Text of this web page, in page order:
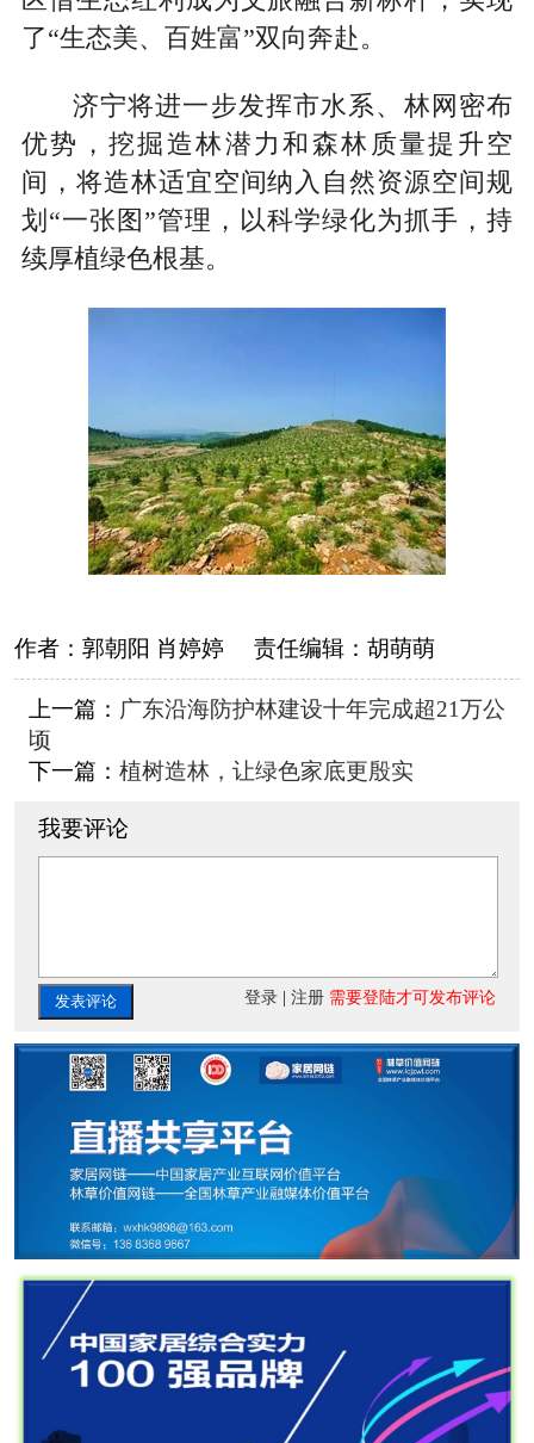
了“生态美、百姓富”双向奔赴。
济宁将进一步发挥市水系、林网密布
优势，挖掘造林潜力和森林质量提升空
间，将造林适宜空间纳入自然资源空间规
划“一张图”管理，以科学绿化为抓手，持
续厚植绿色根基。
作者： 郭朝阳 肖婷婷 责任编辑： 胡萌萌
上一篇： 广东沿海防护林建设十年完成超21万公
顷
下一篇： 植树造林，让绿色家底更殷实
我要评论
发表评论 登录 |注册 需要登陆才可发布评论